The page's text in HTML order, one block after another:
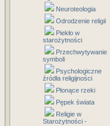
Neuroteologia
Odrodzenie religii
Piekło w
starożytności
Przechwytywanie
symboli
Psychologiczne
źródła religijności
Płonące rzeki
Pępek świata
Religie w
Starożytności -